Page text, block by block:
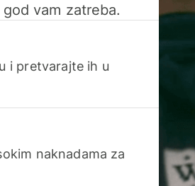
vam zatreba.
i pretvarajte ih u
naknadama za